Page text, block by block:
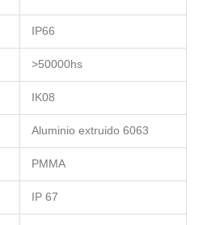
IP66
>50000hs
IK08
Aluminio extruido 6063
PMMA
IP 67